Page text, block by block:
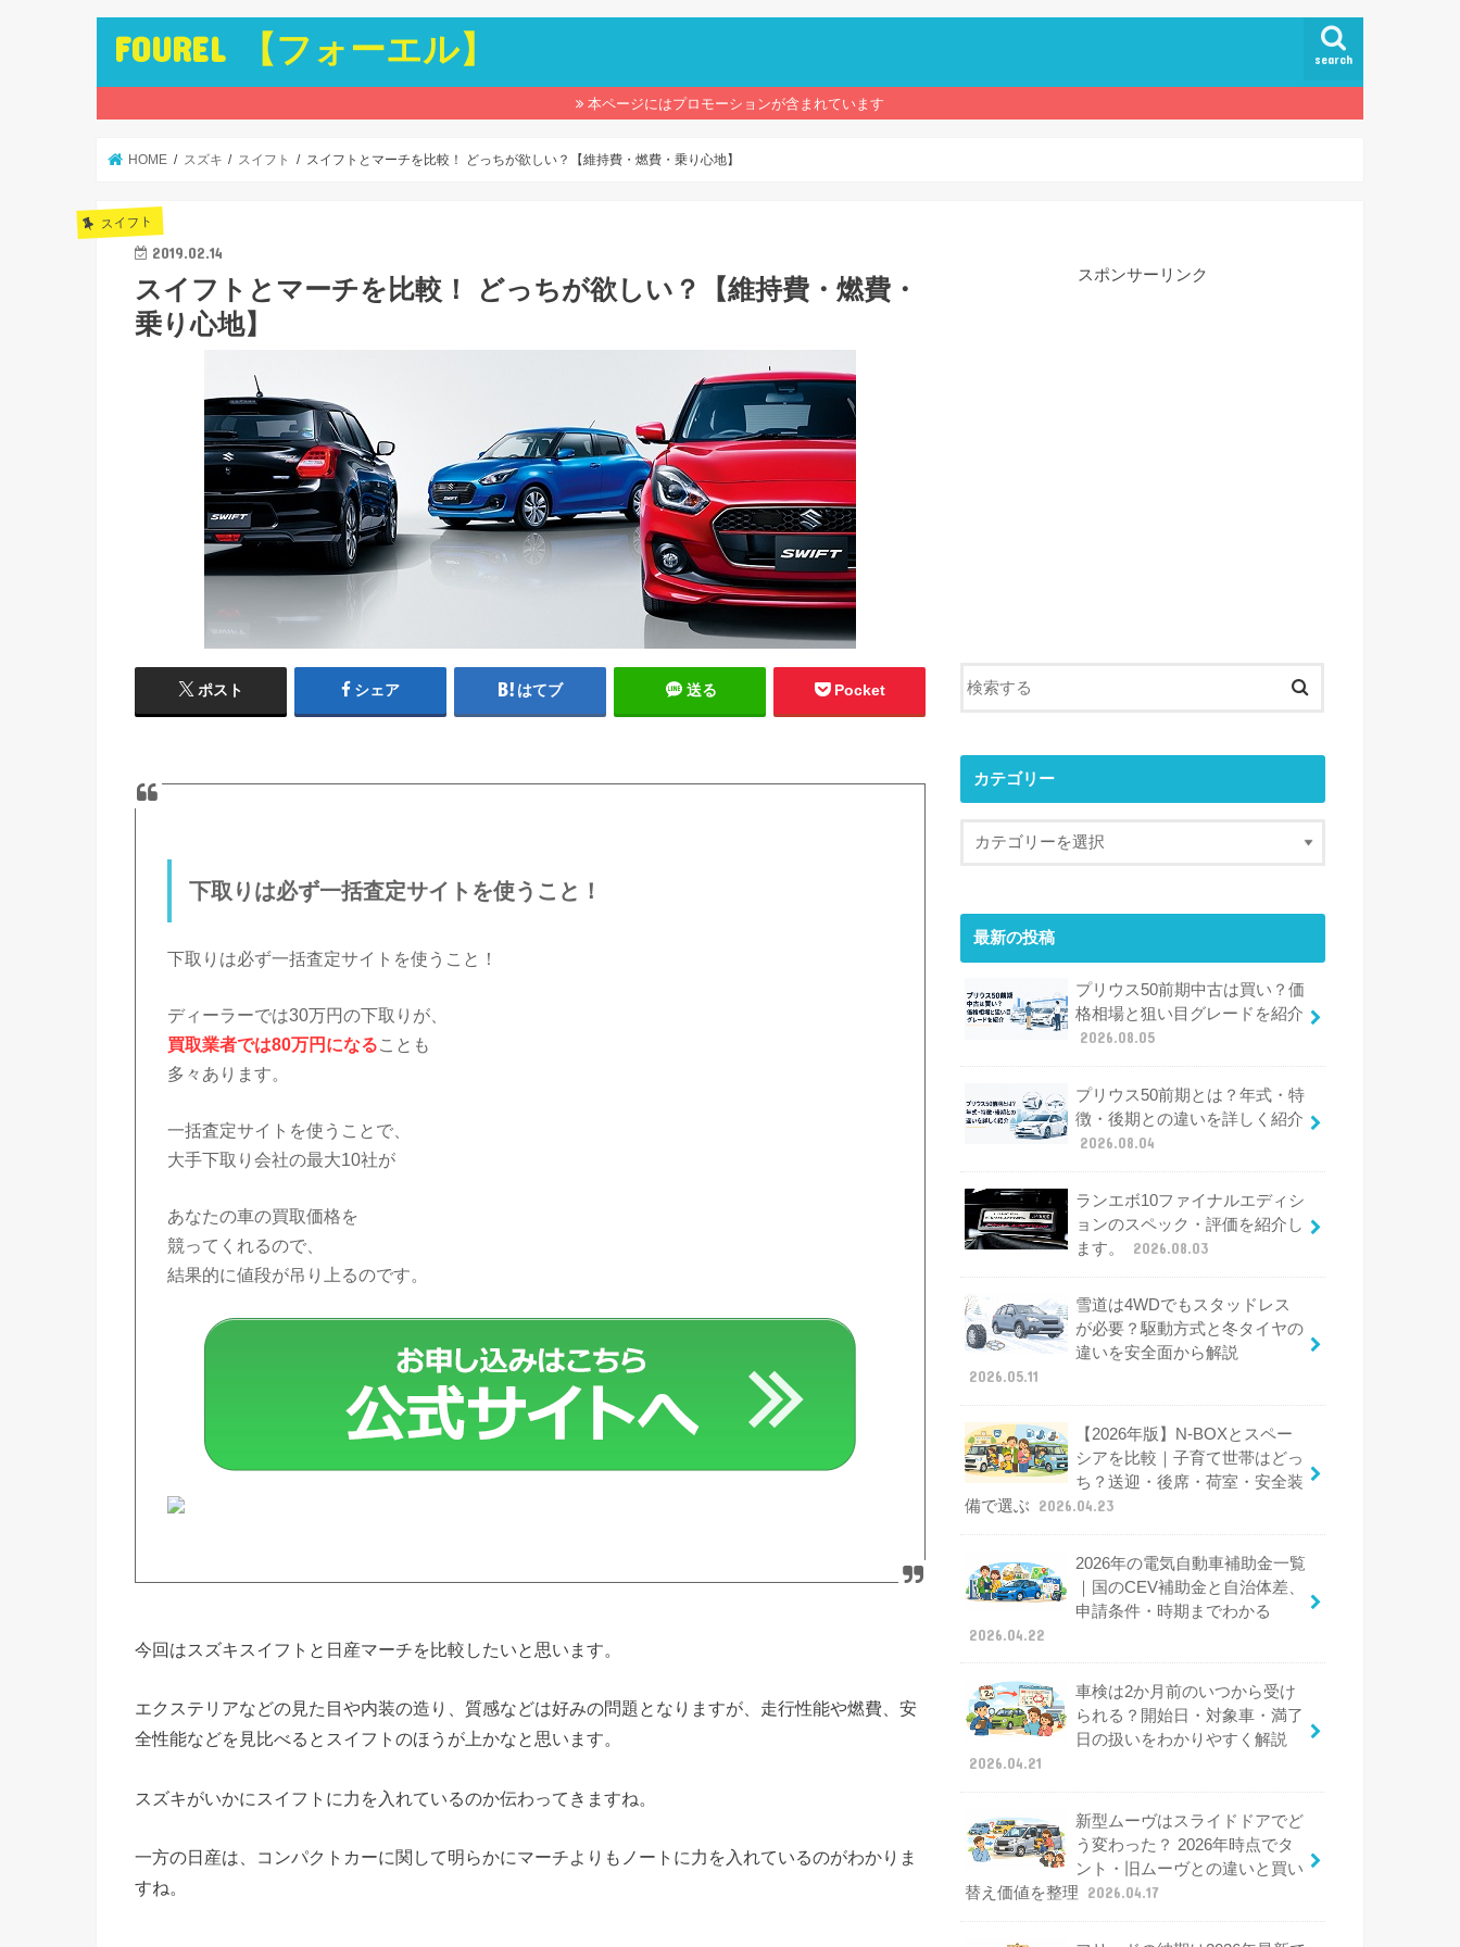
FOUREL 【フォーエル】 search
本ページにはプロモーションが含まれています
HOME スズキ スイフト スイフトとマーチを比較！ どっちが欲しい？【維持費・燃費・乗り心地】
スイフト
2019.02.14
スイフトとマーチを比較！ どっちが欲しい？【維持費・燃費・
乗り心地】
ポスト シェア はてブ 送る Pocket
下取りは必ず一括査定サイトを使うこと！
下取りは必ず一括査定サイトを使うこと！
ディーラーでは30万円の下取りが、
買取業者では80万円になることも
多々あります。
一括査定サイトを使うことで、
大手下取り会社の最大10社が
あなたの車の買取価格を
競ってくれるので、
結果的に値段が吊り上るのです。
今回はスズキスイフトと日産マーチを比較したいと思います。
エクステリアなどの見た目や内装の造り、質感などは好みの問題となりますが、走行性能や燃費、安
全性能などを見比べるとスイフトのほうが上かなと思います。
スズキがいかにスイフトに力を入れているのか伝わってきますね。
一方の日産は、コンパクトカーに関して明らかにマーチよりもノートに力を入れているのがわかりま
すね。
スポンサーリンク
カテゴリー
最新の投稿
プリウス50前期中古は買い？価
格相場と狙い目グレードを紹介
2026.08.05
プリウス50前期とは？年式・特
徴・後期との違いを詳しく紹介
2026.08.04
ランエボ10ファイナルエディシ
ョンのスペック・評価を紹介し
ます。
2026.08.03
雪道は4WDでもスタッドレス
が必要？駆動方式と冬タイヤの
違いを安全面から解説
2026.05.11
【2026年版】N-BOXとスペー
シアを比較｜子育て世帯はどっ
ち？送迎・後席・荷室・安全装
備で選ぶ
2026.04.23
2026年の電気自動車補助金一覧
｜国のCEV補助金と自治体差、
申請条件・時期までわかる
2026.04.22
車検は2か月前のいつから受け
られる？開始日・対象車・満了
日の扱いをわかりやすく解説
2026.04.21
新型ムーヴはスライドドアでど
う変わった？ 2026年時点でタ
ント・旧ムーヴとの違いと買い
替え価値を整理
2026.04.17